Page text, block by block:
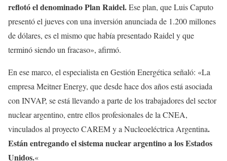
reflotó el denominado Plan Raidel.Ese plan, que Luis Caputo
presentó el jueves con una inversión anunciada de 1.200 millones
de dólares, es el mismo que había presentado Raidel y que
terminó siendo un fracaso», afirmó.
En ese marco, el especialista en Gestión Energética señaló: «La
empresa Meitner Energy, que desde hace dos años está asociada
con INVAP, se está llevando a parte de los trabajadores del sector
nuclear argentino, entre ellos profesionales de la CNEA,
vinculados al proyecto CAREM y a Nucleoeléctrica Argentina.
Están entregando el sistema nuclear argentino a los Estados
Unidos.«